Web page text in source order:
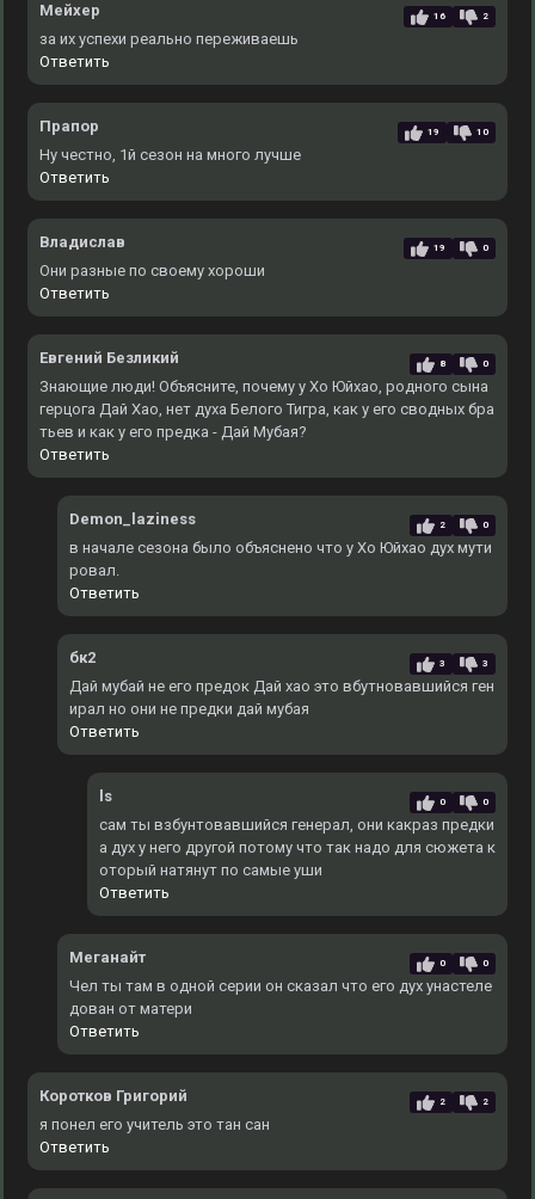
Мейхер 16 2
за их успехи реально переживаешь
Ответить
Прапор 19 10
Ну честно, 1й сезон на много лучше
Ответить
Владислав 19 0
Они разные по своему хороши
Ответить
Евгений Безликий 8 0
Знающие люди! Объясните, почему у Хо Юйхао, родного сына
герцога Дай Хао, нет духа Белого Тигра, как у его сводных бра
тьев и как у его предка - Дай Мубая?
Ответить
Demon_laziness 2 0
в начале сезона было объяснено что у Хо Юйхао дух мути
ровал.
Ответить
бк2 3 3
Дай мубай не его предок Дай хао это вбутновавшийся ген
ирал но они не предки дай мубая
Ответить
ls 0 0
сам ты взбунтовавшийся генерал, они какраз предки
а дух у него другой потому что так надо для сюжета к
оторый натянут по самые уши
Ответить
Меганайт 0 0
Чел ты там в одной серии он сказал что его дух унастеле
дован от матери
Ответить
Коротков Григорий 2 2
я понел его учитель это тан сан
Ответить